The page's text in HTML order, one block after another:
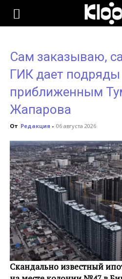
KLOOP.KG
Новости
Сам заказываю,
ГИК дает подряды
приближенным
Жапарова
От Редакция - 06 августа 2026
Скандально известный